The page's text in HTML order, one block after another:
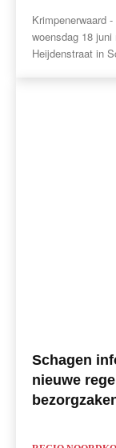
Krimpenerwaard
woensdag 18
Heijdenstraat in
Schagen
nieuwe